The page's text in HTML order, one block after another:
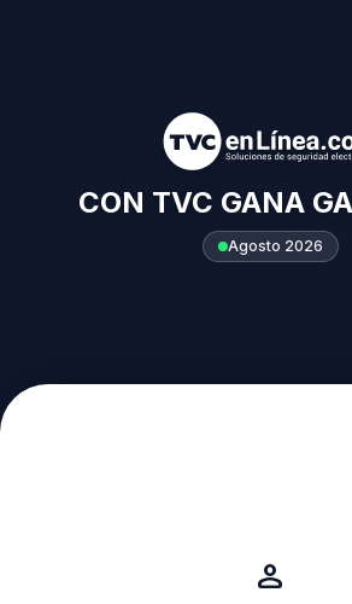
CON TVC GANA
Agosto 2026
person